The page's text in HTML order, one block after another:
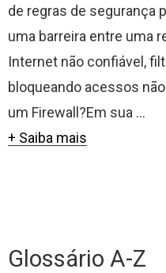
de regras de segurança
uma barreira entre uma
Internet não confiável,
bloqueando acessos
um Firewall?Em sua ...
+ Saiba mais
Glossário A-Z